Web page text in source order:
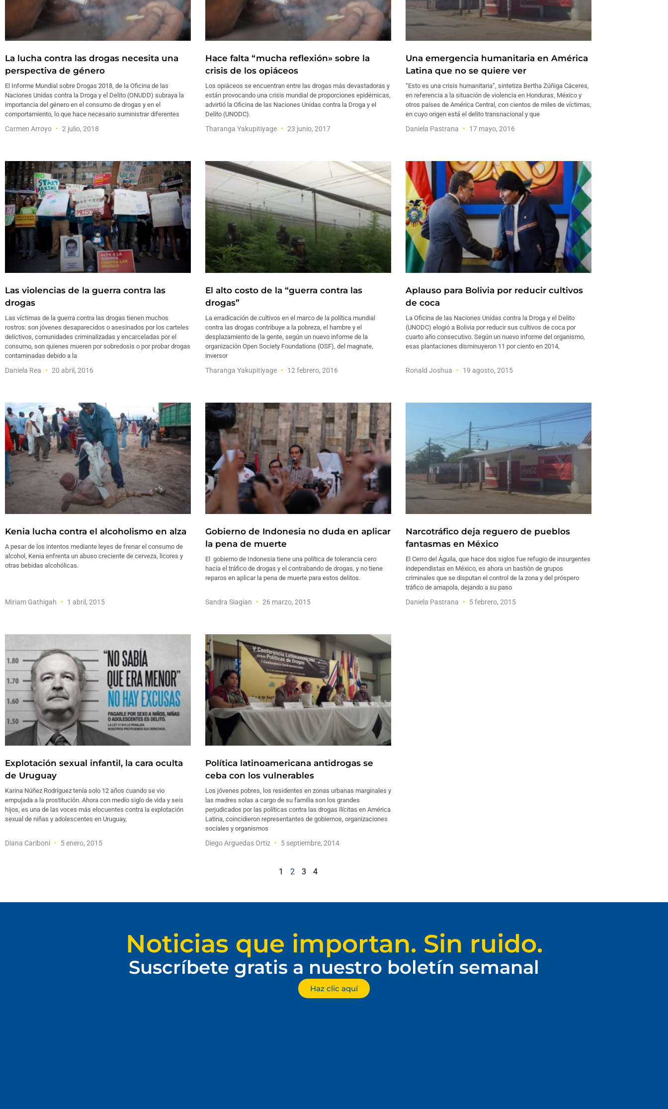
La lucha contra las drogas necesita una
perspectiva de género
El Informe Mundial sobre Drogas 2018, de la Oficina de las
Naciones Unidas contra la Droga y el Delito (ONUDD) subraya la
importancia del género en el consumo de drogas y en el
comportamiento, lo que hace necesario suministrar diferentes
Carmen Arroyo 2 julio, 2018
Hace falta “mucha reflexión» sobre la
crisis de los opiáceos
Los opiáceos se encuentran entre las drogas más devastadoras y
están provocando una crisis mundial de proporciones epidémicas,
advirtió la Oficina de las Naciones Unidas contra la Droga y el
Delito (UNODC).
Tharanga Yakupitiyage 23 junio, 2017
Una emergencia humanitaria en América
Latina que no se quiere ver
“Esto es una crisis humanitaria”, sintetiza Bertha Zúñiga Cáceres,
en referencia a la situación de violencia en Honduras, México y
otros países de América Central, con cientos de miles de víctimas,
en cuyo origen está el delito transnacional y que
Daniela Pastrana 17 mayo, 2016
Las violencias de la guerra contra las
drogas
Las víctimas de la guerra contra las drogas tienen muchos
rostros: son jóvenes desaparecidos o asesinados por los carteles
delictivos, comunidades criminalizadas y encarceladas por el
consumo, son quienes mueren por sobredosis o por probar drogas
contaminadas debido a la
Daniela Rea 20 abril, 2016
El alto costo de la “guerra contra las
drogas”
La erradicación de cultivos en el marco de la política mundial
contra las drogas contribuye a la pobreza, el hambre y el
desplazamiento de la gente, según un nuevo informe de la
organización Open Society Foundations (OSF), del magnate,
inversor
Tharanga Yakupitiyage 12 febrero, 2016
Aplauso para Bolivia por reducir cultivos
de coca
La Oficina de las Naciones Unidas contra la Droga y el Delito
(UNODC) elogió a Bolivia por reducir sus cultivos de coca por
cuarto año consecutivo. Según un nuevo informe del organismo,
esas plantaciones disminuyeron 11 por ciento en 2014,
Ronald Joshua 19 agosto, 2015
Kenia lucha contra el alcoholismo en alza
A pesar de los intentos mediante leyes de frenar el consumo de
alcohol, Kenia enfrenta un abuso creciente de cerveza, licores y
otras bebidas alcohólicas.
Miriam Gathigah 1 abril, 2015
Gobierno de Indonesia no duda en aplicar
la pena de muerte
El gobierno de Indonesia tiene una política de tolerancia cero
hacia el tráfico de drogas y el contrabando de drogas, y no tiene
reparos en aplicar la pena de muerte para estos delitos.
Sandra Siagian 26 marzo, 2015
Narcotráfico deja reguero de pueblos
fantasmas en México
El Cerro del Águila, que hace dos siglos fue refugio de insurgentes
independistas en México, es ahora un bastión de grupos
criminales que se disputan el control de la zona y del próspero
tráfico de amapola, dejando a su paso
Daniela Pastrana 5 febrero, 2015
Explotación sexual infantil, la cara oculta
de Uruguay
Karina Núñez Rodríguez tenía solo 12 años cuando se vio
empujada a la prostitución. Ahora con medio siglo de vida y seis
hijos, es una de las voces más elocuentes contra la explotación
sexual de niñas y adolescentes en Uruguay,
Diana Cariboni 5 enero, 2015
Política latinoamericana antidrogas se
ceba con los vulnerables
Los jóvenes pobres, los residentes en zonas urbanas marginales y
las madres solas a cargo de su familia son los grandes
perjudicados por las políticas contra las drogas ilícitas en América
Latina, coincidieron representantes de gobiernos, organizaciones
sociales y organismos
Diego Arguedas Ortiz 5 septiembre, 2014
1 2 3 4
Noticias que importan. Sin ruido.
Suscríbete gratis a nuestro boletín semanal
Haz clic aquí